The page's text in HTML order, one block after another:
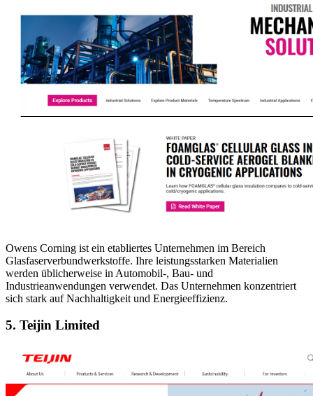
Owens Corning ist ein etabliertes Unternehmen im Bereich
Glasfaserverbundwerkstoffe. Ihre leistungsstarken Materialien
werden üblicherweise in Automobil-, Bau- und
Industrieanwendungen verwendet. Das Unternehmen konzentriert
sich stark auf Nachhaltigkeit und Energieeffizienz.
5. Teijin Limited